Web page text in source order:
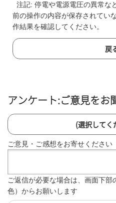
注記: 停電や電源電圧の異常な
前の操作の内容が保存されてい
作結果を確認してください。
戻
アンケート:ご意見をお
(選択してく
ご意見・ご感想をお寄せください
ご返信が必要な場合は、画面下
色）からお願いします